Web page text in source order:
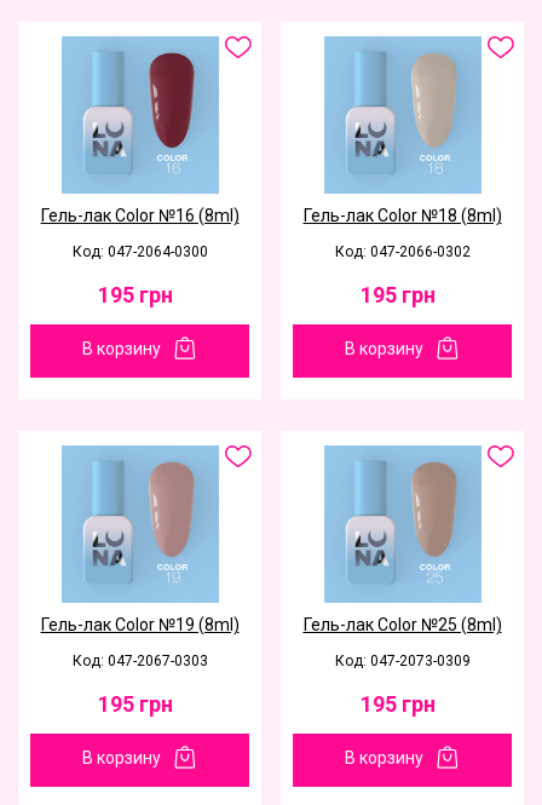
Гель-лак Color №16 (8ml)
Код: 047-2064-0300
195 грн
В корзину
Гель-лак Color №18 (8ml)
Код: 047-2066-0302
195 грн
В корзину
Гель-лак Color №19 (8ml)
Код: 047-2067-0303
195 грн
В корзину
Гель-лак Color №25 (8ml)
Код: 047-2073-0309
195 грн
В корзину